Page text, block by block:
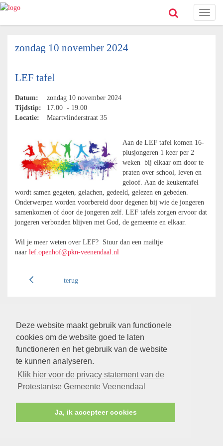
Deze website maakt gebruik van functionele
cookies om de website goed te laten
functioneren en het gebruik van de website
te kunnen analyseren.
Klik hier voor de privacy statement van de
Protestantse Gemeente Veenendaal
Ja, ik accepteer cookies
Toggle
zondag 10 november 2024
LEF tafel
Datum:
zondag 10 november 2024
Tijdstip:
17.00 - 19.00
Locatie:
Maartvlinderstraat 35
Aan de LEF tafel komen 16-
plusjongeren 1 keer per 2
weken bij elkaar om door te
praten over school, leven en
geloof. Aan de keukentafel
wordt samen gegeten, gelachen, gedeeld, gelezen en gebeden.
Onderwerpen worden voorbereid door degenen bij wie de jongeren
samenkomen of door de jongeren zelf. LEF tafels zorgen ervoor dat
jongeren verbonden blijven met God, de gemeente en elkaar.
Wil je meer weten over LEF? Stuur dan een mailtje
naar lef.openhof@pkn-veenendaal.nl
terug